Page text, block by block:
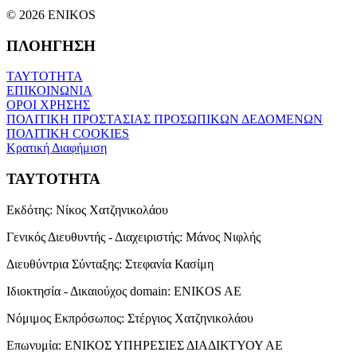
© 2026 ENIKOS
ΠΛΟΗΓΗΣΗ
ΤΑΥΤΟΤΗΤΑ
ΕΠΙΚΟΙΝΩΝΙΑ
ΟΡΟΙ ΧΡΗΣΗΣ
ΠΟΛΙΤΙΚΗ ΠΡΟΣΤΑΣΙΑΣ ΠΡΟΣΩΠΙΚΩΝ ΔΕΔΟΜΕΝΩΝ
ΠΟΛΙΤΙΚΗ COOKIES
Κρατική Διαφήμιση
ΤΑΥΤΟΤΗΤΑ
Εκδότης: Νίκος Χατζηνικολάου
Γενικός Διευθυντής - Διαχειριστής: Μάνος Νιφλής
Διευθύντρια Σύνταξης: Στεφανία Κασίμη
Ιδιοκτησία - Δικαιούχος domain: ENIKOS AE
Νόμιμος Εκπρόσωπος: Στέργιος Χατζηνικολάου
Επωνυμία: ΕΝΙΚΟΣ ΥΠΗΡΕΣΙΕΣ ΔΙΑΔΙΚΤΥΟΥ ΑΕ